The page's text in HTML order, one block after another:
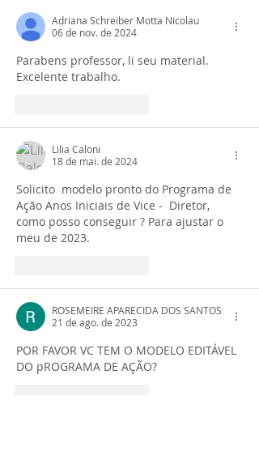
Presente)
Adriana Schreiber Motta Nicolau
06 de nov. de 2024
Parabens professor, li seu material.
Excelente trabalho.
Lilia Caloni
18 de mai. de 2024
Solicito  modelo pronto do Programa de
Ação Anos Iniciais de Vice -  Diretor,
como posso conseguir ? Para ajustar o
meu de 2023.
ROSEMEIRE APARECIDA DOS SANTOS
21 de ago. de 2023
POR FAVOR VC TEM O MODELO EDITÁVEL
DO pROGRAMA DE AÇÃO?